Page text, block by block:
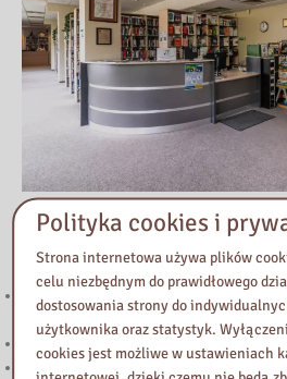
Przeczytaj
Wystawa poświęcona 82. Rocznicy
Warszawskiego w Bibliotece
Uwaga! Zmiana godzin pracy Biblioteki
Wakacyjne godziny otwarcia
Polityka cookies i
Strona internetowa używa plików
celu niezbędnym do prawidłowego
dostosowania strony do
użytkownika oraz statystyk.
cookies jest możliwe w ustawieniach